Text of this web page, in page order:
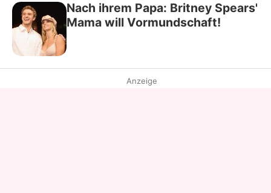
Nach ihrem Papa: Britney Spears'
Mama will Vormundschaft!
Anzeige